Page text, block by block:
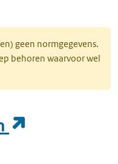
geen normgegevens.
behoren waarvoor wel